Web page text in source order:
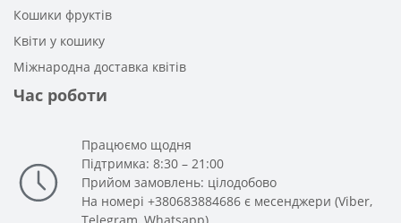
Кошики фруктів
Квіти у кошику
Міжнародна доставка квітів
Час роботи
Працюємо щодня
Підтримка: 8:30 – 21:00
Прийом замовлень: цілодобово
На номері +380683884686 є месенджери (Viber,